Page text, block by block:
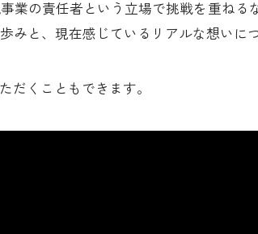
業の責任者という立場で挑戦を重ねる
みと、現在感じているリアルな想いに
だくこともできます。